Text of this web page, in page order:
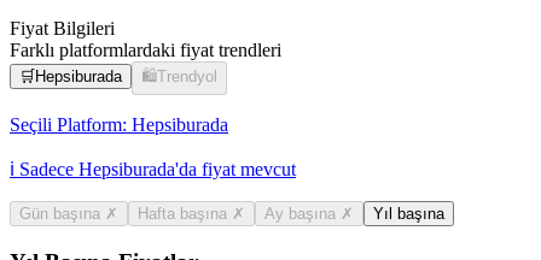
Fiyat Bilgileri
Farklı platformlardaki fiyat trendleri
🛒 Hepsiburada 🛍️Trendyol
Seçili Platform: Hepsiburada
ℹ️ Sadece Hepsiburada'da fiyat mevcut
Gün başına ✗ Hafta başına ✗ Ay başına ✗ Yıl başına